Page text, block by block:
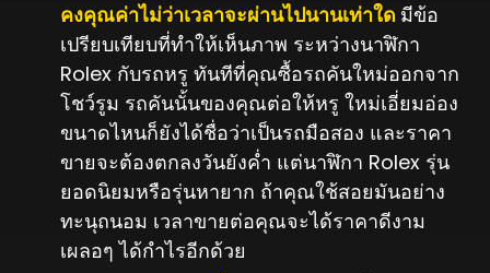
คงคุณค่าไม่ว่าเวลาจะผ่านไปนานเท่าใด มีข้อ
เปรียบเทียบที่ทำให้เห็นภาพ ระหว่างนาฬิกา
Rolex กับรถหรู ทันทีที่คุณซื้อรถคันใหม่ออกจาก
โชว์รูม รถคันนั้นของคุณต่อให้หรู ใหม่เอี่ยมอ่อง
ขนาดไหนก็ยังได้ชื่อว่าเป็นรถมือสอง และราคา
ขายจะต้องตกลงวันยังค่ำ แต่นาฬิกา Rolex รุ่น
ยอดนิยมหรือรุ่นหายาก ถ้าคุณใช้สอยมันอย่าง
ทะนุถนอม เวลาขายต่อคุณจะได้ราคาดีงาม
เผลอๆ ได้กำไรอีกด้วย